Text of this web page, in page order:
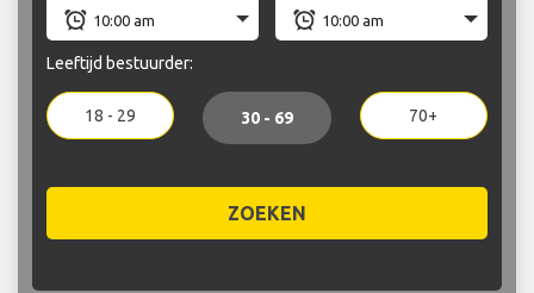
Leeftijd bestuurder:
18 - 29 30 - 69 70+
ZOEKEN